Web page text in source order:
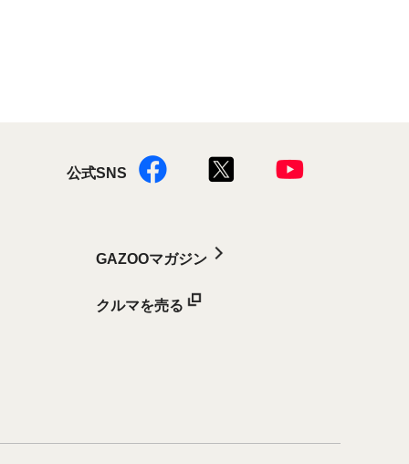
公式SNS
GAZOOマガジン
クルマを売る